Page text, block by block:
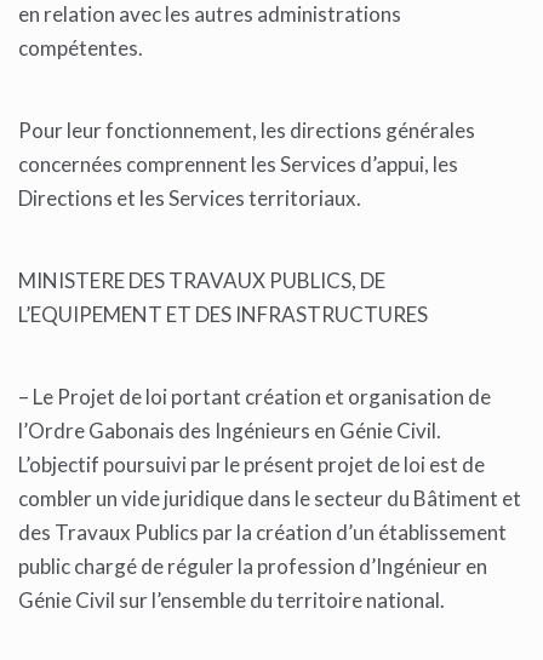
en relation avec les autres administrations
compétentes.
Pour leur fonctionnement, les directions générales
concernées comprennent les Services d’appui, les
Directions et les Services territoriaux.
MINISTERE DES TRAVAUX PUBLICS, DE
L’EQUIPEMENT ET DES INFRASTRUCTURES
– Le Projet de loi portant création et organisation de
l’Ordre Gabonais des Ingénieurs en Génie Civil.
L’objectif poursuivi par le présent projet de loi est de
combler un vide juridique dans le secteur du Bâtiment et
des Travaux Publics par la création d’un établissement
public chargé de réguler la profession d’Ingénieur en
Génie Civil sur l’ensemble du territoire national.